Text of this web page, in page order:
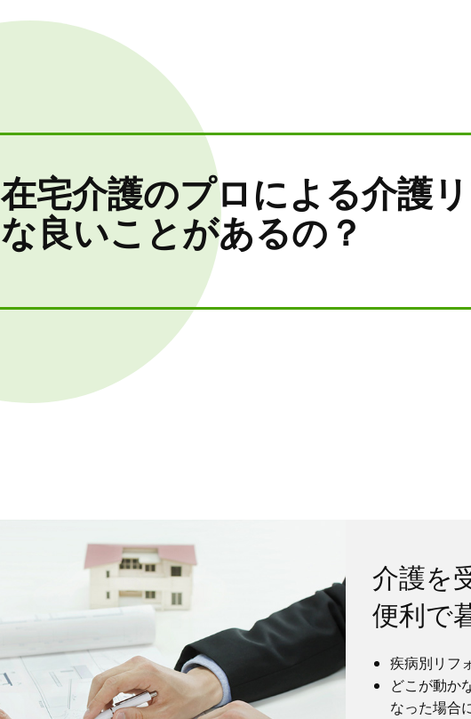
在宅介護のプロによる介護
な良いことがあるの？
介護を
便利で
疾病別リフ
どこが動か
なった場合